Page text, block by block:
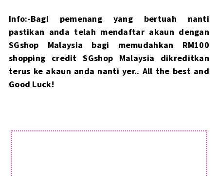
Info:-Bagi pemenang yang bertuah nanti
pastikan anda telah mendaftar akaun dengan
SGshop Malaysia bagi memudahkan RM100
shopping credit SGshop Malaysia dikreditkan
terus ke akaun anda nanti yer.. All the best and
Good Luck!